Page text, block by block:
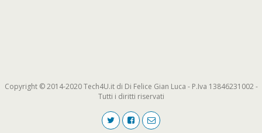
Copyright © 2014-2020 Tech4U.it di Di Felice Gian Luca - P.Iva 13846231002 -
Tutti i diritti riservati